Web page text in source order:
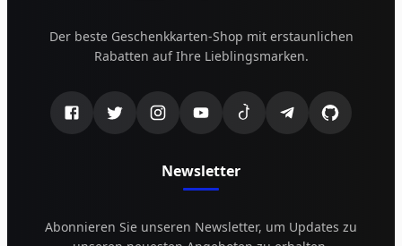
Der beste Geschenkkarten-Shop mit erstaunlichen
Rabatten auf Ihre Lieblingsmarken.
Newsletter
Abonnieren Sie unseren Newsletter, um Updates zu